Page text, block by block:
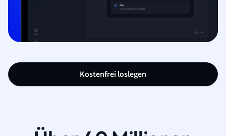
Kostenfrei loslegen